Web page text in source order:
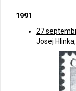
1991
27
Josej